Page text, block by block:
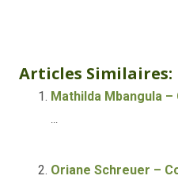
Articles Similaires:
Mathilda Mbangula –
...
Oriane Schreuer –